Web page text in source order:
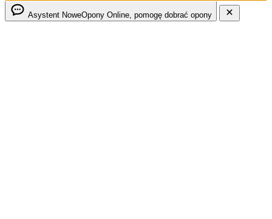
Asystent NoweOpony Online, pomogę dobrać opony